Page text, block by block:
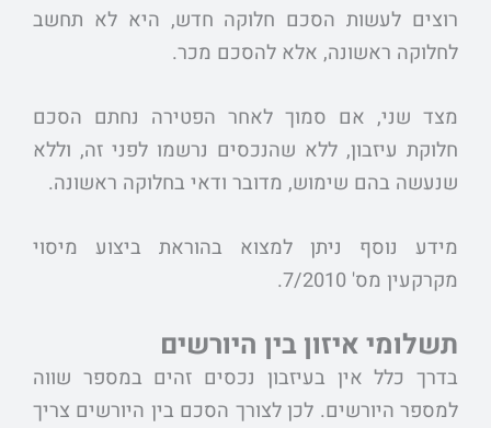
רוצים לעשות הסכם חלוקה חדש, היא לא תחשב
לחלוקה ראשונה, אלא להסכם מכר.
מצד שני, אם סמוך לאחר הפטירה נחתם הסכם
חלוקת עיזבון, ללא שהנכסים נרשמו לפני זה, וללא
שנעשה בהם שימוש, מדובר ודאי בחלוקה ראשונה.
מידע נוסף ניתן למצוא בהוראת ביצוע מיסוי
מקרקעין מס' 7/2010.
תשלומי איזון בין היורשים
בדרך כלל אין בעיזבון נכסים זהים במספר שווה
למספר היורשים. לכן לצורך הסכם בין היורשים צריך